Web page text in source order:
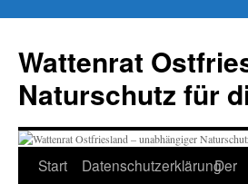
springen
Wattenrat
Naturschutz für
Start DatenschutzerklärungDer